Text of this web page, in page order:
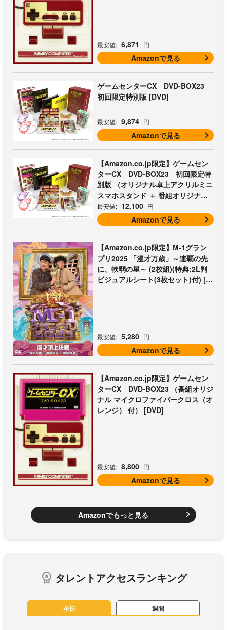
最安値: 6,871 円
Amazonで見る
ゲームセンターCX DVD-BOX23
初回限定特別版 [DVD]
最安値: 9,874 円
Amazonで見る
【Amazon.co.jp限定】ゲームセン
ターCX DVD-BOX23 初回限定特
別版 （オリジナル卓上アクリルミニ
スマホスタンド ＋ 番組オリジナル
マイクロファイバークロス（オレン
ジ） 付） [DVD]
最安値: 12,100 円
Amazonで見る
【Amazon.co.jp限定】M-1グラン
プリ2025 「漫才万歳」～連覇の先
に、軟弱の星～ (2枚組)(特典:2L判
ビジュアルシート(3枚セット)付) [D
最安値: 5,280 円
Amazonで見る
【Amazon.co.jp限定】ゲームセン
ターCX DVD-BOX23 （番組オリジ
ナル マイクロファイバークロス（オ
レンジ） 付） [DVD]
最安値: 8,800 円
Amazonで見る
Amazonでもっと見る
タレントアクセスランキング
今日 週間